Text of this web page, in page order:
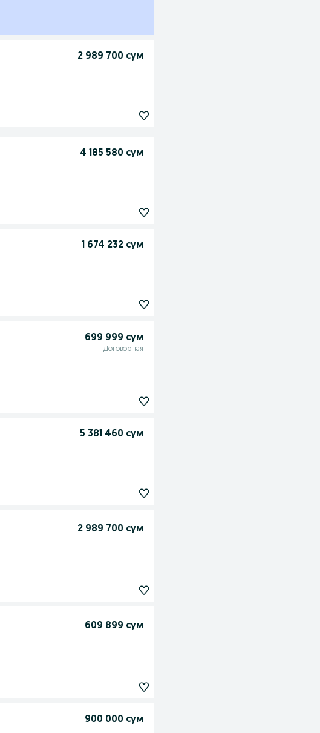
2 989 700 сум
4 185 580 сум
1 674 232 сум
699 999 сум
Договорная
5 381 460 сум
2 989 700 сум
609 899 сум
900 000 сум